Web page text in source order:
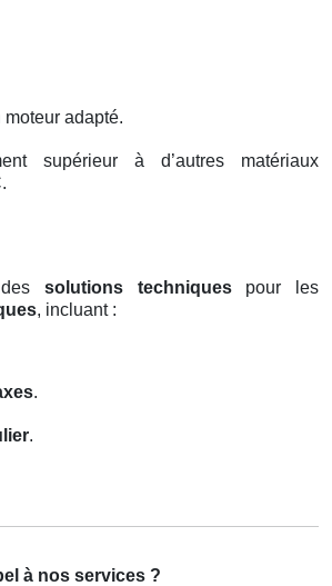
moteur adapté.
supérieur à d’autres matériaux
solutions techniquespour les
, incluant :
.
.
à nos services ?